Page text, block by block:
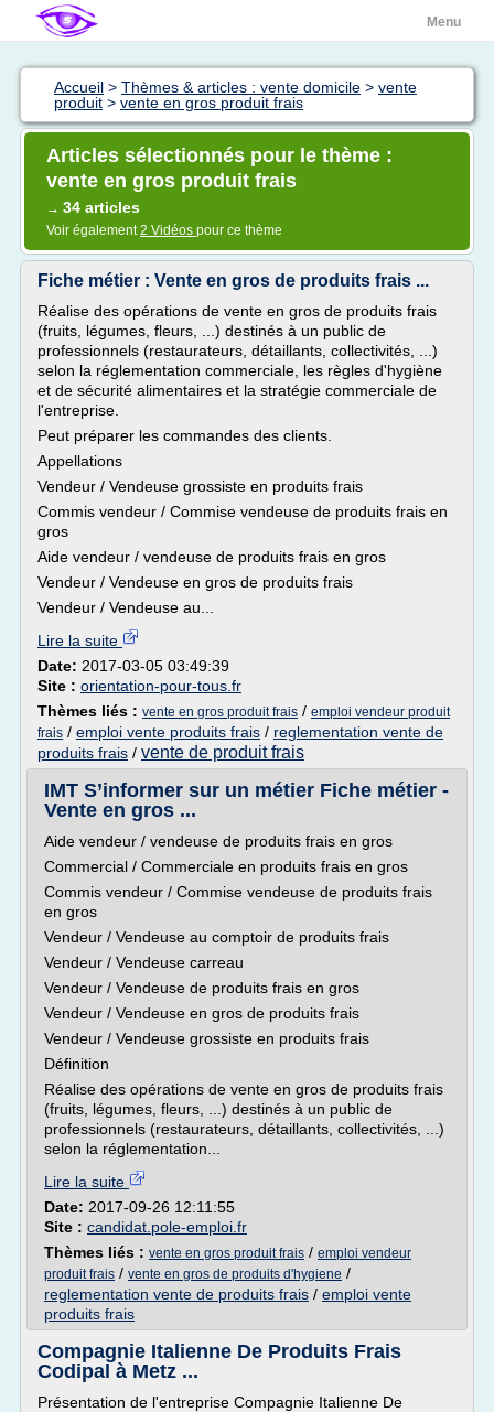
Menu
Accueil > Thèmes & articles : vente domicile > vente
produit > vente en gros produit frais
Articles sélectionnés pour le thème :
vente en gros produit frais
→ 34 articles
Voir également2 Vidéos pour ce thème
Fiche métier : Vente en gros de produits frais ...
Réalise des opérations de vente en gros de produits frais
(fruits, légumes, fleurs, ...) destinés à un public de
professionnels (restaurateurs, détaillants, collectivités, ...)
selon la réglementation commerciale, les règles d'hygiène
et de sécurité alimentaires et la stratégie commerciale de
l'entreprise.
Peut préparer les commandes des clients.
Appellations
Vendeur / Vendeuse grossiste en produits frais
Commis vendeur / Commise vendeuse de produits frais en
gros
Aide vendeur / vendeuse de produits frais en gros
Vendeur / Vendeuse en gros de produits frais
Vendeur / Vendeuse au...
Lire la suite
Date: 2017-03-05 03:49:39
Site : orientation-pour-tous.fr
Thèmes liés : vente en gros produit frais / emploi vendeur produit
frais / emploi vente produits frais / reglementation vente de
produits frais / vente de produit frais
IMT S’informer sur un métier Fiche métier -
Vente en gros ...
Aide vendeur / vendeuse de produits frais en gros
Commercial / Commerciale en produits frais en gros
Commis vendeur / Commise vendeuse de produits frais
en gros
Vendeur / Vendeuse au comptoir de produits frais
Vendeur / Vendeuse carreau
Vendeur / Vendeuse de produits frais en gros
Vendeur / Vendeuse en gros de produits frais
Vendeur / Vendeuse grossiste en produits frais
Définition
Réalise des opérations de vente en gros de produits frais
(fruits, légumes, fleurs, ...) destinés à un public de
professionnels (restaurateurs, détaillants, collectivités, ...)
selon la réglementation...
Lire la suite
Date: 2017-09-26 12:11:55
Site : candidat.pole-emploi.fr
Thèmes liés : vente en gros produit frais / emploi vendeur
produit frais / vente en gros de produits d'hygiene /
reglementation vente de produits frais / emploi vente
produits frais
Compagnie Italienne De Produits Frais
Codipal à Metz ...
Présentation de l'entreprise Compagnie Italienne De